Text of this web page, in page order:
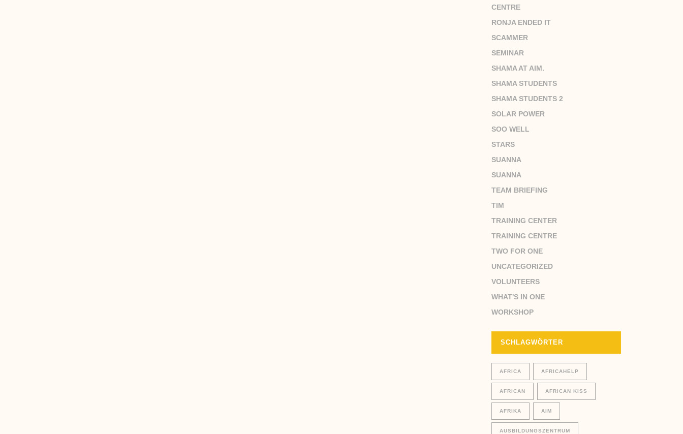
CENTRE
RONJA ENDED IT
SCAMMER
SEMINAR
SHAMA AT AIM.
SHAMA STUDENTS
SHAMA STUDENTS 2
SOLAR POWER
SOO WELL
STARS
SUANNA
SUANNA
TEAM BRIEFING
TIM
TRAINING CENTER
TRAINING CENTRE
TWO FOR ONE
UNCATEGORIZED
VOLUNTEERS
WHAT'S IN ONE
WORKSHOP
SCHLAGWÖRTER
AFRICA AFRICAHELP
AFRICAN AFRICAN KISS
AFRIKA AIM
AUSBILDUNGSZENTRUM